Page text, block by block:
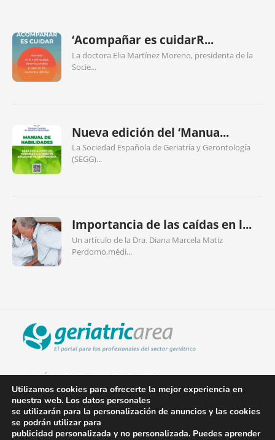
‘Acompañar es cuidarR...
La doctora Elia Martínez Moreno, presidenta de la
Socie...
Nueva edición del ‘Manua...
La Sociedad Española de Geriatría y Gerontología
(SEGG)...
Importancia de las caídas en l...
Un artículo de la Dra. Diana Marcela Matiz
Perdomo,médi...
QUIÉNES SOMOS PUBLICIDAD
AVISO LEGAL
POLÍTICA DE COOKIES
Utilizamos cookies para ofrecerte la mejor experiencia en
nuestra web. Los datos personales
se utilizarán para la personalización de anuncios y las cookies
se podrán utilizar para
publicidad personalizada y no personalizada. Puedes aprender